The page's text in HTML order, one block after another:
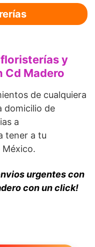
y
Cd Madero
de cualquiera
domicilio de
a
tener a tu
urgentes con
con un click!